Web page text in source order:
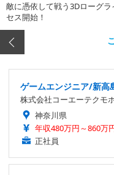
敵に憑依して戦う3Dローグ
セス開始！
ゲームエンジニア/新
株式会社コーエーテクモ
神奈川県
年収480万円～860万
正社員